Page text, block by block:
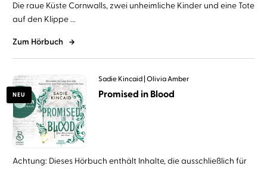
Die raue Küste Cornwalls, zwei unheimliche Kinder und eine Tote
auf den Klippe ...
Zum Hörbuch
NEU
Sadie Kincaid Olivia Amber
Promised in Blood
Achtung: Dieses Hörbuch enthält Inhalte, die ausschließlich für